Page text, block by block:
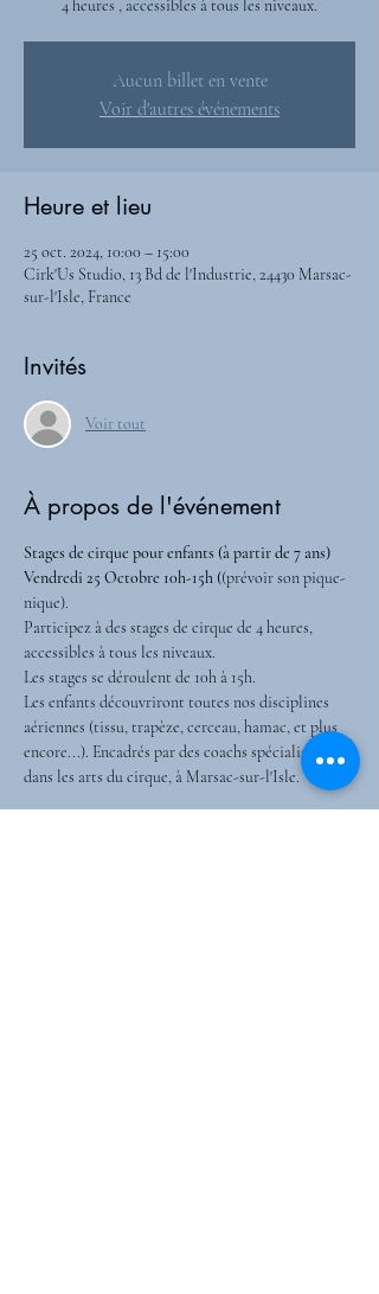
Aucun billet en vente
Voir d'autres événements
Heure et lieu
25 oct. 2024, 10:00 – 15:00
Cirk'Us Studio, 13 Bd de l'Industrie, 24430 Marsac-
sur-l'Isle, France
Invités
Voir tout
À propos de l'événement
Stages de cirque pour enfants (à partir de 7 ans)
Vendredi 25 Octobre 10h-15h ((prévoir son pique-
nique).
Participez à des stages de cirque de 4 heures,
accessibles à tous les niveaux.
Les stages se déroulent de 10h à 15h.
Les enfants découvriront toutes nos disciplines
aériennes (tissu, trapèze, cerceau, hamac, et plus
encore...). Encadrés par des coachs spécialisés
dans les arts du cirque, à Marsac-sur-l'Isle.